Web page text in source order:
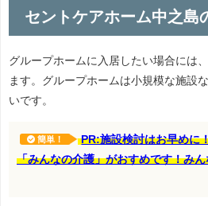
セントケアホーム中之島
グループホームに入居したい場合には
ます。グループホームは小規模な施設
いです。
簡単！
PR:施設検討はお早めに
「みんなの介護」がおすめです！み